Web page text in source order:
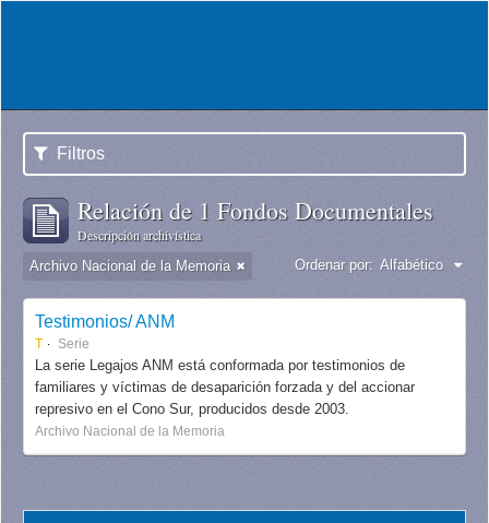
Filtros
Relación de 1 Fondos Documentales
Descripción archivística
Archivo Nacional de la Memoria Ordenar por: Alfabético
Testimonios/ ANM
T Serie
La serie Legajos ANM está conformada por testimonios de
familiares y víctimas de desaparición forzada y del accionar
represivo en el Cono Sur, producidos desde 2003.
Archivo Nacional de la Memoria